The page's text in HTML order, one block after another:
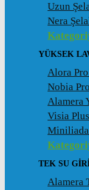
Uzun
Nera
YÜKSEK
Alora
Nobia
Alamera
Visia
Miniliada
TEK SU
Alamera